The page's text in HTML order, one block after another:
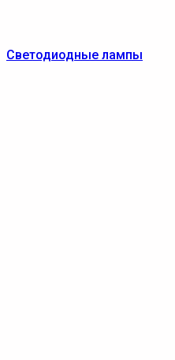
Светодиодные лампы